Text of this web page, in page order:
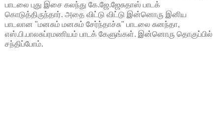
பாடலை புது இசை கலந்து கே.ஜே.ஜேசுதாஸ் பாடக்
கொடுத்திருந்தார். அதை விட்டு விட்டு இன்னொரு இனிய
பாடலான "மனசும் மனசும் சேர்ந்தாச்சு" பாடலை சுனந்தா,
எஸ்.பி.பாலசுப்ரமணியம் பாடக் கேளுங்கள். இன்னொரு தொகுப்பில்
சந்திப்போம்.